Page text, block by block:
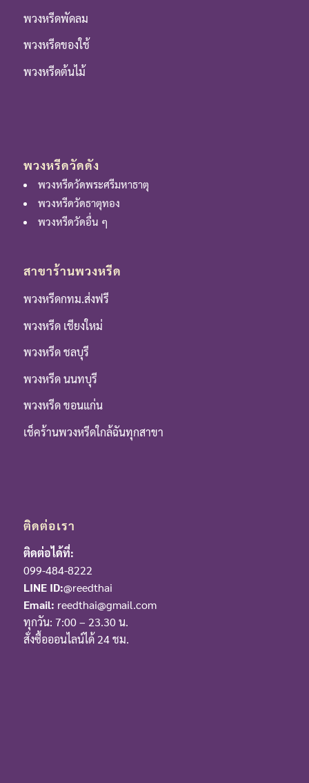
พวงหรีดพัดลม
พวงหรีดของใช้
พวงหรีดต้นไม้
พวงหรีดวัดดัง
พวงหรีดวัดพระศรีมหาธาตุ
พวงหรีดวัดธาตุทอง
พวงหรีดวัดอื่น ๆ
สาขาร้านพวงหรีด
พวงหรีดกทม.ส่งฟรี
พวงหรีด เชียงใหม่
พวงหรีด ชลบุรี
พวงหรีด นนทบุรี
พวงหรีด ขอนแก่น
เช็คร้านพวงหรีดใกล้ฉันทุกสาขา
ติดต่อเรา
ติดต่อได้ที่:
099-484-8222
LINE ID:@reedthai
Email: reedthai@gmail.com
ทุกวัน: 7:00 – 23.30 น.
สั่งซื้อออนไลน์ได้ 24 ชม.